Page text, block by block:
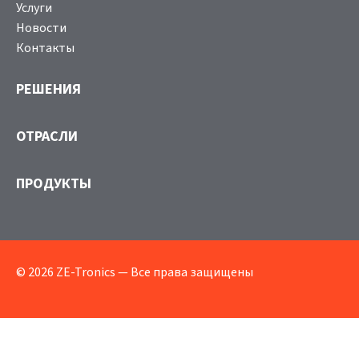
Услуги
Новости
Контакты
РЕШЕНИЯ
ОТРАСЛИ
ПРОДУКТЫ
© 2026 ZE-Tronics — Все права защищены